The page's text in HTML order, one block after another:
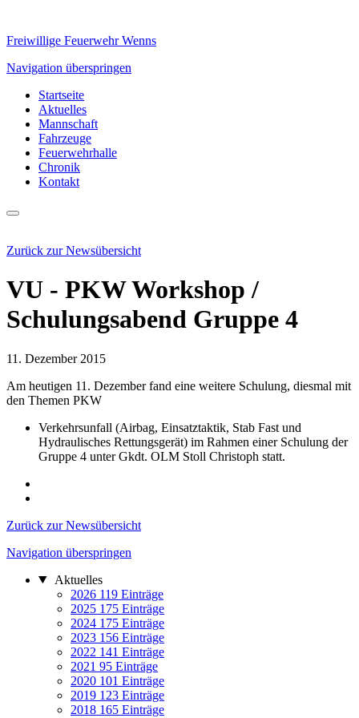
Freiwillige Feuerwehr Wenns
Navigation überspringen
Startseite
Aktuelles
Mannschaft
Fahrzeuge
Feuerwehrhalle
Chronik
Kontakt
Zurück zur Newsübersicht
VU - PKW Workshop /
Schulungsabend Gruppe 4
11. Dezember 2015
Am heutigen 11. Dezember fand eine weitere Schulung, diesmal mit
den Themen PKW
Verkehrsunfall (Airbag, Einsatztaktik, Stab Fast und
Hydraulisches Rettungsgerät) im Rahmen einer Schulung der
Gruppe 4 unter Gkdt. OLM Stoll Christoph statt.
Zurück zur Newsübersicht
Navigation überspringen
Aktuelles
2026 119 Einträge
2025 175 Einträge
2024 175 Einträge
2023 156 Einträge
2022 141 Einträge
2021 95 Einträge
2020 101 Einträge
2019 123 Einträge
2018 165 Einträge